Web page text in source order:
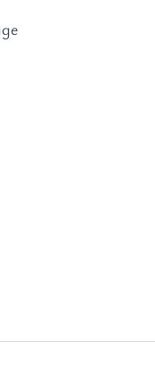
gegen